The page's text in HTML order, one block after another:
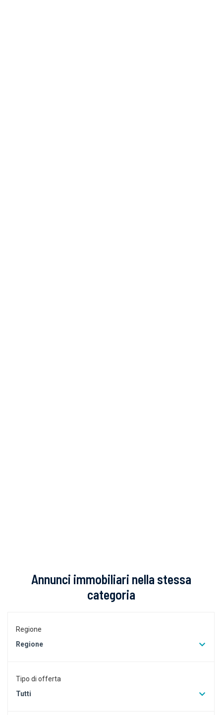
Annunci immobiliari nella stessa
categoria
Regione
Regione
Tipo di offerta
Tutti